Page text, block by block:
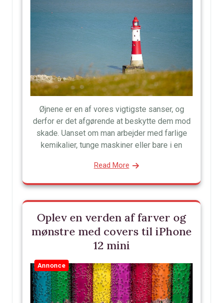
Øjnene er en af vores vigtigste sanser, og
derfor er det afgørende at beskytte dem mod
skade. Uanset om man arbejder med farlige
kemikalier, tunge maskiner eller bare i en
Read More
Oplev en verden af farver og
mønstre med covers til iPhone
12 mini
Annonce